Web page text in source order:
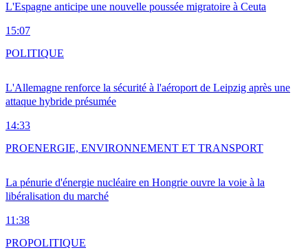
L'Espagne anticipe une nouvelle poussée migratoire à Ceuta
15:07
L'Allemagne renforce la sécurité à l'aéroport de Leipzig après une
attaque hybride présumée
14:33
POLITIQUE
La pénurie d'énergie nucléaire en Hongrie ouvre la voie à la
libéralisation du marché
11:38
PROENERGIE, ENVIRONNEMENT ET TRANSPORT
PROPOLITIQUE